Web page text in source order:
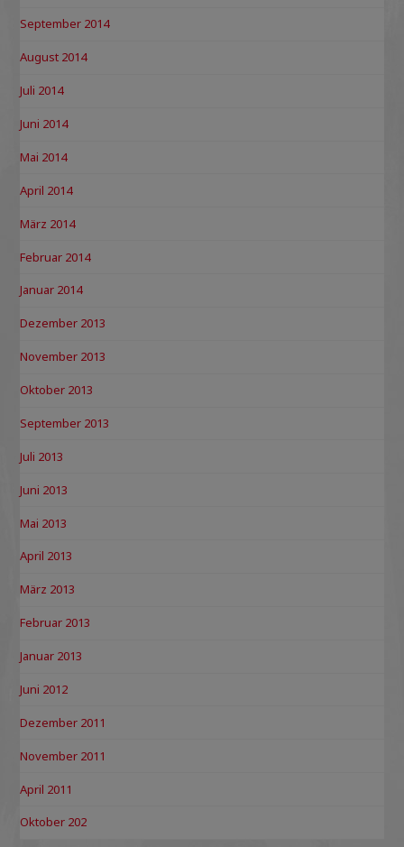
September 2014
August 2014
Juli 2014
Juni 2014
Mai 2014
April 2014
März 2014
Februar 2014
Januar 2014
Dezember 2013
November 2013
Oktober 2013
September 2013
Juli 2013
Juni 2013
Mai 2013
April 2013
März 2013
Februar 2013
Januar 2013
Juni 2012
Dezember 2011
November 2011
April 2011
Oktober 202